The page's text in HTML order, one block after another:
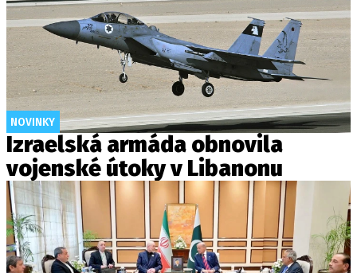
NOVINKY
Izraelská armáda obnovila
vojenské útoky v Libanonu